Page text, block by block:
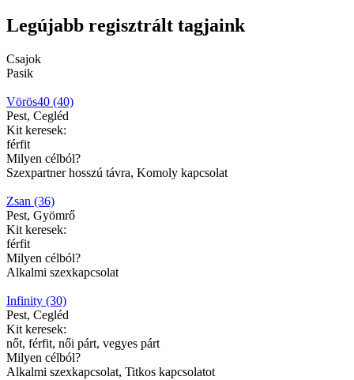
Legújabb regisztrált tagjaink
Csajok
Pasik
Vörös40 (40)
Pest, Cegléd
Kit keresek:
férfit
Milyen célból?
Szexpartner hosszú távra, Komoly kapcsolat
Zsan (36)
Pest, Gyömrő
Kit keresek:
férfit
Milyen célból?
Alkalmi szexkapcsolat
Infinity (30)
Pest, Cegléd
Kit keresek:
nőt, férfit, női párt, vegyes párt
Milyen célból?
Alkalmi szexkapcsolat, Titkos kapcsolatot